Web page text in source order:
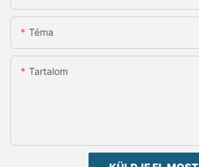
Téma
Tartalom